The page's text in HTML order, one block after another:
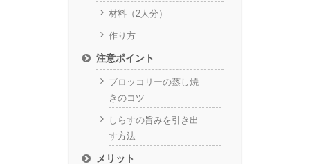
材料（2人分）
作り方
注意ポイント
ブロッコリーの蒸し焼
きのコツ
しらすの旨みを引き出
す方法
メリット